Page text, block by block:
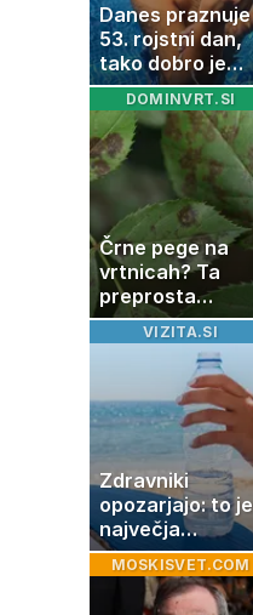
Danes praznuje
53. rojstni dan,
tako dobro je
videti znana
Slovenka
DOMINVRT.SI
Črne pege na
vrtnicah? Ta
preprosta
sestavina
pomaga
preprečiti
VIZITA.SI
Zdravniki
opozarjajo: to je
največja
napaka, ki jo
ljudje delajo
vročino
MOSKISVET.COM